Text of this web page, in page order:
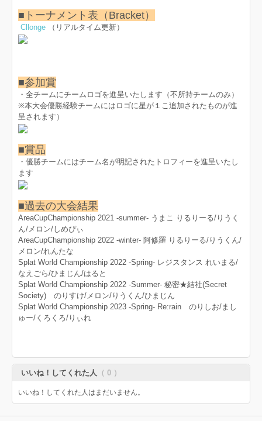
■トーナメント表（Bracket）
Cllonge （リアルタイム更新）
■参加賞
・全チームにチームロゴを進呈いたします（不所持チームのみ）
※本大会優勝経験チームにはロゴに星が１こ追加されたものが進
呈されます）
■賞品
・優勝チームにはチーム名が明記されたトロフィーを進呈いたし
ます
■過去の大会結果
AreaCupChampionship 2021 -summer- うまこ りるりーる/りうく
ん/メロン/しめぴぃ
AreaCupChampionship 2022 -winter- 阿修羅 りるりーる/りうくん/
メロン/れんたな
Splat World Championship 2022 -Spring- レジスタンス れいまる/
なえごら/ひまじん/はると
Splat World Championship 2022 -Summer- 秘密★結社(Secret
Society) のりすけ/メロン/りうくん/ひまじん
Splat World Championship 2023 -Spring- Re:rain のりしお/まし
ゅー/くろくろ/りぃれ
いいね！してくれた人 （ 0 ）
いいね！してくれた人はまだいません。